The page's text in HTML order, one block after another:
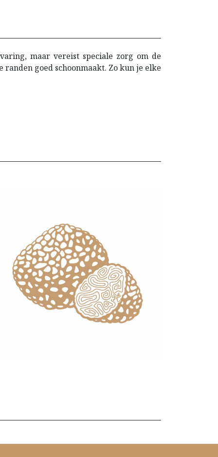
maar vereist speciale zorg om de
goed schoonmaakt. Zo kun je elke